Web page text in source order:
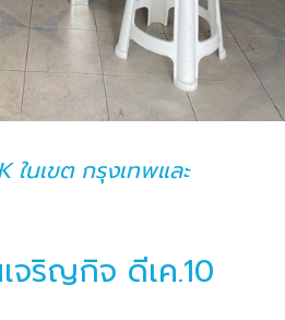
ในเขต กรุงเทพและ
จริญกิจ​ ดีเค.10